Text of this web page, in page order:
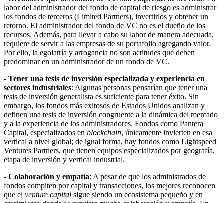
labor del administrador del fondo de capital de riesgo es administrar
los fondos de terceros (Limited Partners), invertirlos y obtener un
retorno. El administrador del fondo de VC no es el dueño de los
recursos. Además, para llevar a cabo su labor de manera adecuada,
requiere de servir a las empresas de su portafolio agregando valor.
Por ello, la egolatría y arrogancia no son actitudes que deben
predominar en un administrador de un fondo de VC.
- Tener una tesis de inversión especializada y experiencia en
sectores industriales: Algunas personas pensarían que tener una
tesis de inversión generalista es suficiente para tener éxito. Sin
embargo, los fondos más exitosos de Estados Unidos analizan y
definen una tesis de inversión congruente a la dinámica del mercado
y a la experiencia de los administradores. Fondos como Pantera
Capital, especializados en blockchain, únicamente invierten en esa
vertical a nivel global; de igual forma, hay fondos como Lightspeed
Ventures Partners, que tienen equipos especializados por geografía,
etapa de inversión y vertical industrial.
- Colaboración y empatía: A pesar de que los administrados de
fondos compiten por capital y transacciones, los mejores reconocen
que el venture capital sigue siendo un ecosistema pequeño y en